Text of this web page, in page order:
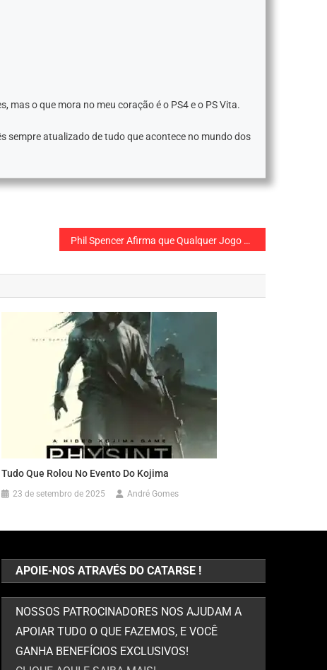
o que mora no meu coração é o PS4 e o PS Vita.
sempre atualizado de tudo que acontece no mundo dos
Phil Spencer Afirma que Qualquer Jogo do Xbox Pode ir Para Outras Plataformas
Tudo Que Rolou No Evento Do Kojima
23 de setembro de 2025 André Gomes
APOIE-NOS ATRAVÉS DO CATARSE !
NOSSOS PATROCINADORES NOS AJUDAM A
APOIAR TUDO O QUE FAZEMOS, E VOCÊ
GANHA BENEFÍCIOS EXCLUSIVOS!